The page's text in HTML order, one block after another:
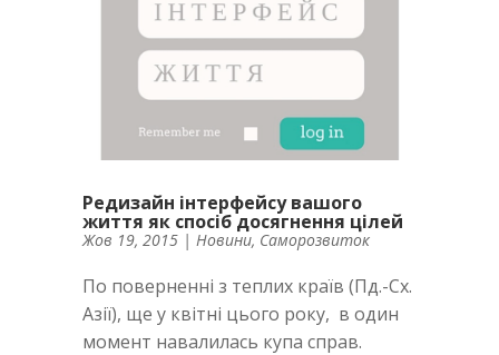
Редизайн інтерфейсу вашого
життя як спосіб досягнення цілей
Жов 19, 2015 | Новини, Саморозвиток
По поверненні з теплих країв (Пд.-Сх.
Азії), ще у квітні цього року, в один
момент навалилась купа справ.